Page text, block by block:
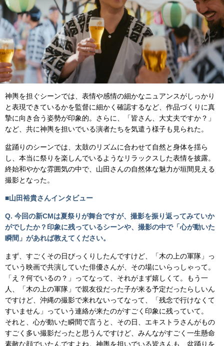
神輿を担ぐシーンでは、表情や感情の細かなニュアンスがしっかり
と表現できているかを監督に細かく確認するなど、作品づくりに真
摯に向き合う姿勢が印象的。さらに、「皆さん、大丈夫ですか？」
など、共に神輿を担いでいる演者たちを気遣う様子も見られた。
盆踊りのシーンでは、太鼓のリズムに合わせて自然と身体を揺ら
し、本当に祭りを楽しんでいるようなリラックスした表情を披露。
終始和やかな雰囲気の中で、山田さんの自然体な魅力が垣間見える
撮影となった。
■山田裕貴さんインタビュー
Q. 今回の新CMは夏祭りが舞台ですが、撮影を振り返ってみていか
がでしたか？印象に残っているシーンや、撮影の中で「心が動いた
瞬間」があれば教えてください。
まず、すごくその日びっくりしたんですけど、「木の上の軍隊」っ
ていう映画で共演していた俳優さんが、その場にいらっしゃって。
「え？何でいるの？」ってなって、それがまず嬉しくて。もう一
人、「木の上の軍隊」で親友役だった子が来る予定だったらしいん
ですけど、沖縄の撮影で来れないってなって、「残念で行けなくて
すいません」っていう連絡が来たのがすごく印象に残っていて。
それと、心が動いた瞬間で言うと、その日、エキストラさんがもの
すごく多い撮影だったと思うんですけど、みんながすごく一生懸命
素敵な顔でいたんですよね。神輿を担いでいる皆さんも、盆踊りを